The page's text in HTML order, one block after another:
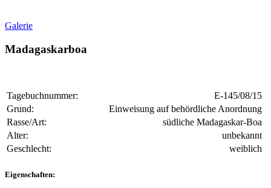
Galerie
Madagaskarboa
Tagebuchnummer:
E-145/08/15
Grund:
Einweisung auf behördliche Anordnung
Rasse/Art:
südliche Madagaskar-Boa
Alter:
unbekannt
Geschlecht:
weiblich
Eigenschaften: